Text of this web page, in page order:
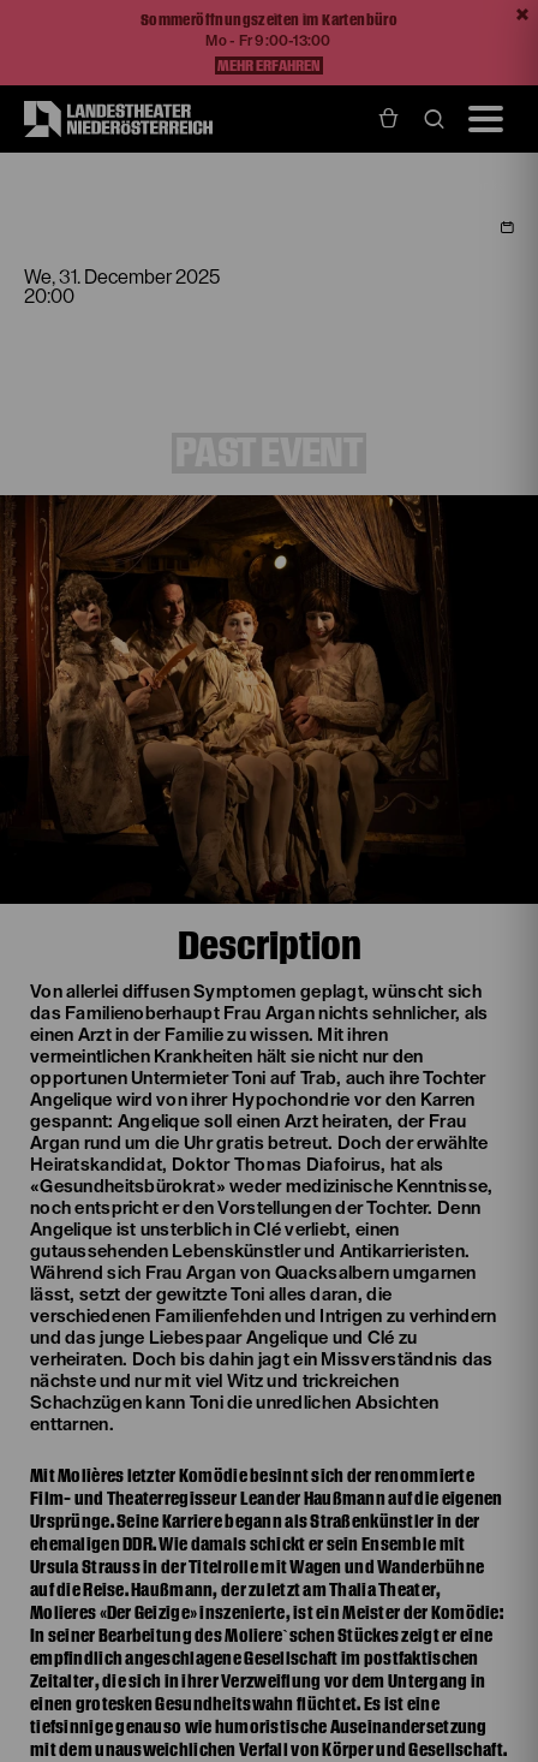
Sommeröffnungszeiten im Kartenbüro
Mo - Fr 9:00-13:00
MEHR ERFAHREN
We, 31. December2025
20:00
Description
Von allerlei diffusen Symptomen geplagt, wünscht sich
das Familienoberhaupt Frau Argan nichts sehnlicher, als
einen Arzt in der Familie zu wissen. Mit ihren
vermeintlichen Krankheiten hält sie nicht nur den
opportunen Untermieter Toni auf Trab, auch ihre Tochter
Angelique wird von ihrer Hypochondrie vor den Karren
gespannt: Angelique soll einen Arzt heiraten, der Frau
Argan rund um die Uhr gratis betreut. Doch der erwählte
Heiratskandidat, Doktor Thomas Diafoirus, hat als
«Gesundheitsbürokrat» weder medizinische Kenntnisse,
noch entspricht er den Vorstellungen der Tochter. Denn
Angelique ist unsterblich in Clé verliebt, einen
gutaussehenden Lebenskünstler und Antikarrieristen.
Während sich Frau Argan von Quacksalbern umgarnen
lässt, setzt der gewitzte Toni alles daran, die
verschiedenen Familienfehden und Intrigen zu verhindern
und das junge Liebespaar Angelique und Clé zu
verheiraten. Doch bis dahin jagt ein Missverständnis das
nächste und nur mit viel Witz und trickreichen
Schachzügen kann Toni die unredlichen Absichten
enttarnen.
Mit Molières letzter Komödie besinnt sich der renommierte
Film- und Theaterregisseur Leander Haußmann auf die eigenen
Ursprünge. Seine Karriere begann als Straßenkünstler in der
ehemaligen DDR. Wie damals schickt er sein Ensemble mit
Ursula Strauss in der Titelrolle mit Wagen und Wanderbühne
auf die Reise. Haußmann, der zuletzt am Thalia Theater,
Molieres «Der Geizige» inszenierte, ist ein Meister der Komödie:
In seiner Bearbeitung des Moliere`schen Stückes zeigt er eine
empfindlich angeschlagene Gesellschaft im postfaktischen
Zeitalter, die sich in ihrer Verzweiflung vor dem Untergang in
einen grotesken Gesundheitswahn flüchtet. Es ist eine
tiefsinnige genauso wie humoristische Auseinandersetzung
mit dem unausweichlichen Verfall von Körper und Gesellschaft.